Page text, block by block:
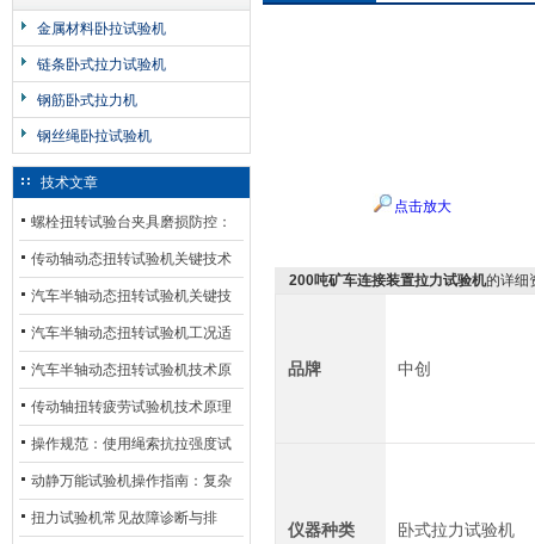
2026-07-23
钻杆扭转试验台选型指南：从额定扭矩到加载频率的工况适配
2026-07-23
金属材料卧拉试验机
链条卧式拉力试验机
钢筋卧式拉力机
钢丝绳卧拉试验机
技术文章
螺栓扭转试验台夹具磨损防控：
材质选型与表面处理的耐用性优
化
传动轴动态扭转试验机关键技术
及产业落地应用
汽车半轴动态扭转试验机关键技
术及产业落地应用
汽车半轴动态扭转试验机工况适
配与质控应用探析
汽车半轴动态扭转试验机技术原
理与行业应用
传动轴扭转疲劳试验机技术原理
与行业应用
操作规范：使用绳索抗拉强度试
验机的完整测试步骤
动静万能试验机操作指南：复杂
动态测试的标准化流程
扭力试验机常见故障诊断与排
点击放大
200吨矿车连接装置拉力试验机的详细
品牌 中创
仪器种类 卧式拉力试验机